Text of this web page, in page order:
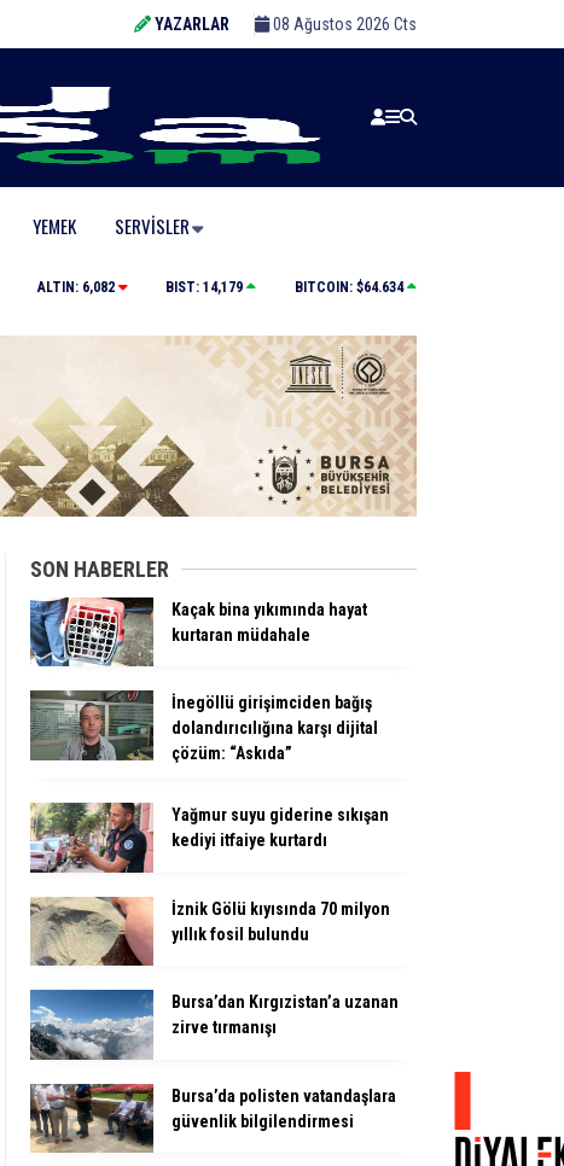
YAZARLAR 08 Ağustos 2026 Cts
YEMEK SERVISLER
İznik Gölü kıyısında 70 milyon yıllık fosil bulundu
ALTIN: 6,082 BIST: 14,179 BITCOIN: $64.634
SON HABERLER
Kaçak bina yıkımında hayat
kurtaran müdahale
İnegöllü girişimciden bağış
dolandırıcılığına karşı dijital
çözüm: “Askıda”
Yağmur suyu giderine sıkışan
kediyi itfaiye kurtardı
İznik Gölü kıyısında 70 milyon
yıllık fosil bulundu
Bursa’dan Kırgızistan’a uzanan
zirve tırmanışı
Bursa’da polisten vatandaşlara
güvenlik bilgilendirmesi